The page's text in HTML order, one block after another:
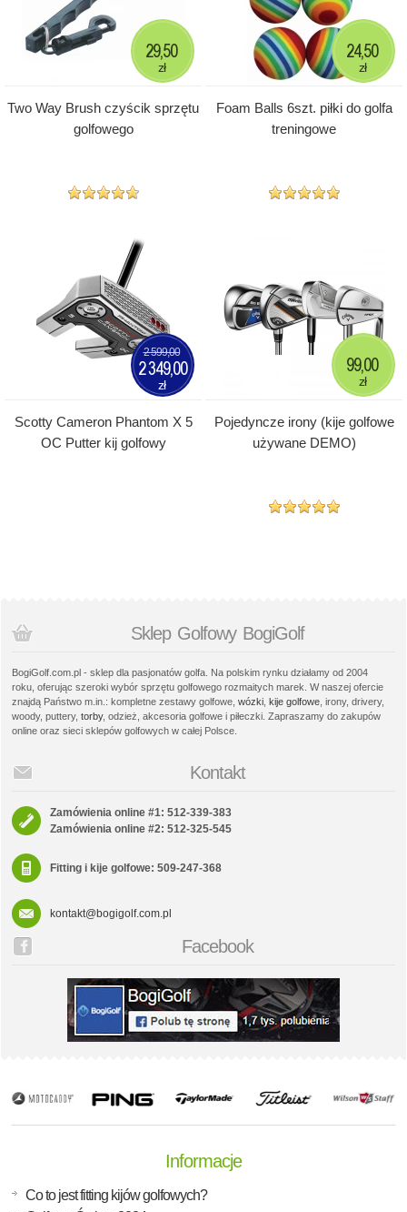
Two Way Brush czyścik sprzętu
golfowego
29,50
zł
Foam Balls 6szt. piłki do golfa
treningowe
24,50
zł
Scotty Cameron Phantom X 5
OC Putter kij golfowy
2 599,00
2 349,00
zł
Pojedyncze irony (kije golfowe
używane DEMO)
99,00
zł
Sklep Golfowy BogiGolf
BogiGolf.com.pl - sklep dla pasjonatów golfa. Na polskim rynku działamy od 2004
roku, oferując szeroki wybór sprzętu golfowego rozmaitych marek. W naszej ofercie
znajdą Państwo m.in.: kompletne zestawy golfowe, wózki kije golfowe , irony, drivery,
woody, puttery, torby, odzież, akcesoria golfowe i piłeczki. Zapraszamy do zakupów
online oraz sieci sklepów golfowych w całej Polsce.
Kontakt
Zamówienia online #1: 512-339-383
Zamówienia online #2: 512-325-545
Fitting i kije golfowe: 509-247-368
kontakt@bogigolf.com.pl
Facebook
Informacje
Co to jest fitting kijów golfowych?